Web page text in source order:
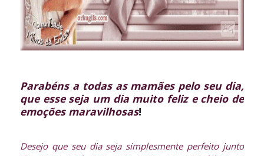
Parabéns a todas as mamães pelo seu dia,
que esse seja um dia muito feliz e cheio de
emoções maravilhosas!
Desejo que seu dia seja simplesmente perfeito junto